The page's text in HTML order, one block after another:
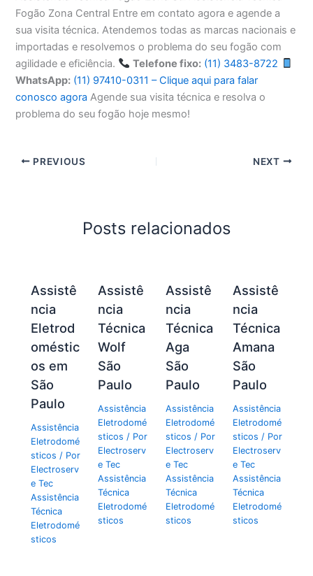
Fogão Zona Central Entre em contato agora e agende a
sua visita técnica. Atendemos todas as marcas nacionais e
importadas e resolvemos o problema do seu fogão com
agilidade e eficiência.
Telefone fixo: (11) 3483-8722
WhatsApp: (11) 97410-0311 – Clique aqui para falar
conosco agora Agende sua visita técnica e resolva o
problema do seu fogão hoje mesmo!
PREVIOUS NEXT
Posts relacionados
Assistê
ncia
Eletrod
oméstic
os em
São
Paulo
Assistência
Eletrodomé
sticos / Por
Electroserv
e Tec
Assistência
Técnica
Eletrodomé
sticos
Assistê
ncia
Técnica
Wolf
São
Paulo
Assistência
Eletrodomé
sticos / Por
Electroserv
e Tec
Assistência
Técnica
Eletrodomé
sticos
Assistê
ncia
Técnica
Aga
São
Paulo
Assistência
Eletrodomé
sticos / Por
Electroserv
e Tec
Assistência
Técnica
Eletrodomé
sticos
Assistê
ncia
Técnica
Amana
São
Paulo
Assistência
Eletrodomé
sticos / Por
Electroserv
e Tec
Assistência
Técnica
Eletrodomé
sticos